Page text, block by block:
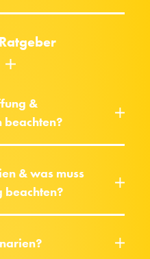
&
beachten?
& was muss
beachten?